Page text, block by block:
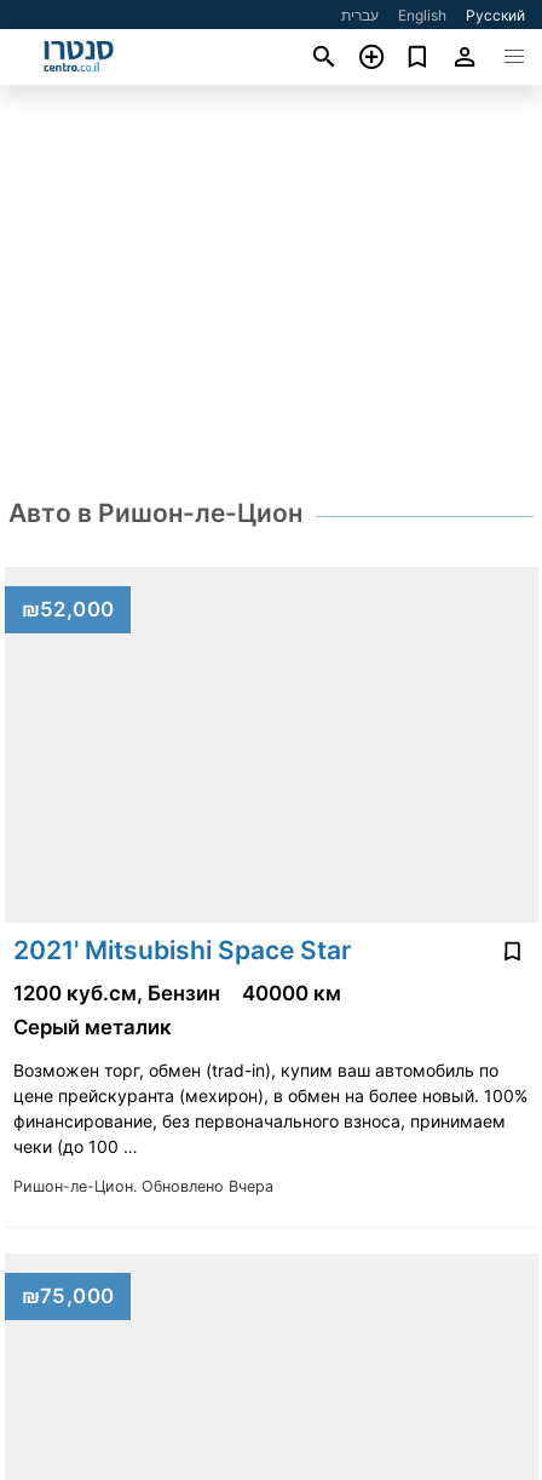
עברית English Русский
Авто в Ришон-ле-Цион
₪52,000
2021' Mitsubishi Space Star
Ришон-ле-Цион. Обновлено Вчера
1200 куб.см, Бензин
40000 км
Серый металик
Возможен торг, обмен (trad-in), купим ваш автомобиль по
цене прейскуранта (мехирон), в обмен на более новый. 100%
финансирование, без первоначального взноса, принимаем
чеки (до 100 …
₪75,000